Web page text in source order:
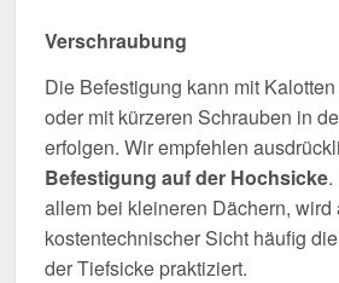
Verschraubung
Die Befestigung kann mit
oder mit kürzeren Schrauben in
erfolgen. Wir empfehlen
Befestigung auf der Hochsicke.
allem bei kleineren Dächern, wird
kostentechnischer Sicht häufig
der Tiefsicke praktiziert.